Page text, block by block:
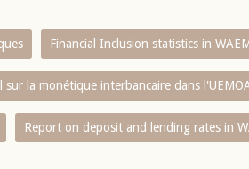
Financial Inclusion statistics in
sur la monétique interbancaire dans
Report on deposit and lending rates in